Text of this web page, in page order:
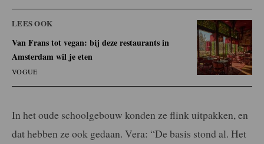
LEES OOK
Van Frans tot vegan: bij deze restaurants in
Amsterdam wil je eten
VOGUE
In het oude schoolgebouw konden ze flink uitpakken, en
dat hebben ze ook gedaan. Vera: “De basis stond al. Het